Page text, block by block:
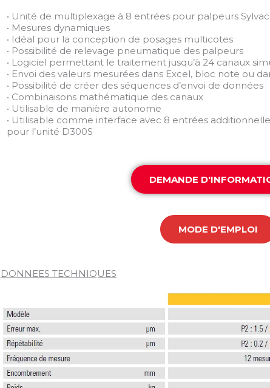
• Unité de multiplexage à 8 entrées pour palpeurs Sylvac
• Mesures dynamiques
• Idéal pour la conception de posages multicotes
• Possibilité de relevage pneumatique des palpeurs
• Logiciel permettant le traitement jusqu’à 24 canaux
• Envoi des valeurs mesurées dans Excel, bloc note ou
• Possibilité de créer des séquences d’envoi de données
• Combinaisons mathématique des canaux
• Utilisable de manière autonome
• Utilisable comme interface avec 8 entrées
pour l’unité D300S
DEMANDE
MODE D'EMPLOI
DONNEES TECHNIQUES